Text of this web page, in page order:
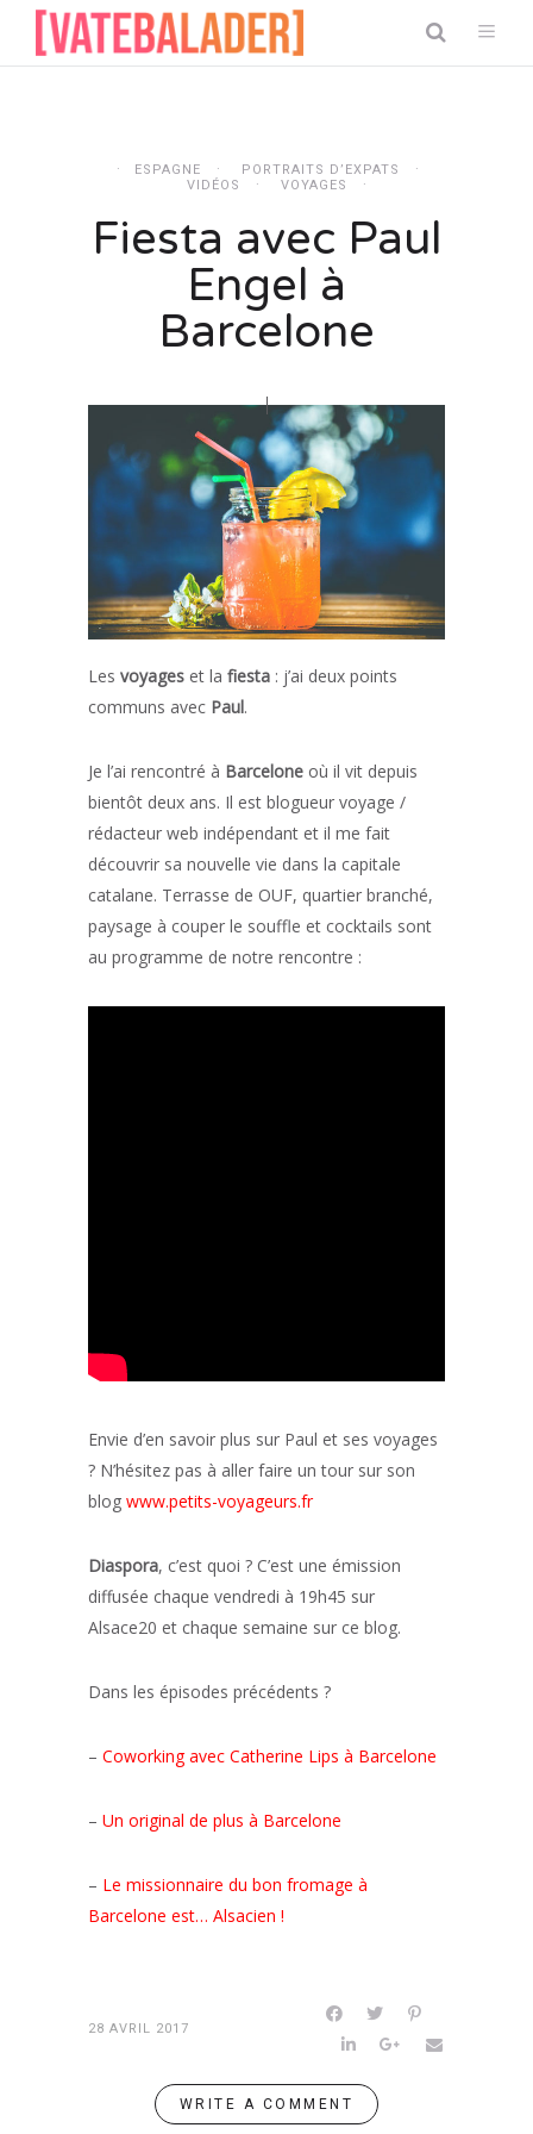
ESPAGNE
PORTRAITS D’EXPATS
VIDÉOS
VOYAGES
Fiesta avec Paul
Engel à
Barcelone
Les voyages et la fiesta : j’ai deux points
communs avec Paul.
Je l’ai rencontré à Barcelone où il vit depuis
bientôt deux ans. Il est blogueur voyage /
rédacteur web indépendant et il me fait
découvrir sa nouvelle vie dans la capitale
catalane. Terrasse de OUF, quartier branché,
paysage à couper le souffle et cocktails sont
au programme de notre rencontre :
Envie d’en savoir plus sur Paul et ses voyages
? N’hésitez pas à aller faire un tour sur son
blog www.petits-voyageurs.fr
Diaspora, c’est quoi ? C’est une émission
diffusée chaque vendredi à 19h45 sur
Alsace20 et chaque semaine sur ce blog.
Dans les épisodes précédents ?
– Coworking avec Catherine Lips à Barcelone
– Un original de plus à Barcelone
– Le missionnaire du bon fromage à
Barcelone est… Alsacien !
28 AVRIL 2017
WRITE A COMMENT